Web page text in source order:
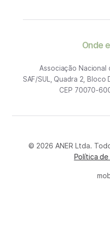
Onde
Associação Nacional
SAF/SUL, Quadra 2, Bloco
CEP 70070-
© 2026 ANER Ltda.
Política